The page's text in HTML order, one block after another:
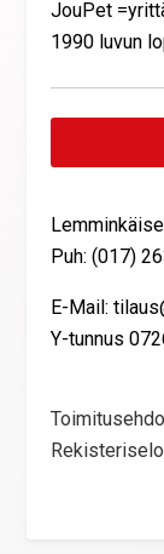
JouPet
1990 luvun
Puh: (017)
E-Mail:
Y-tunnus